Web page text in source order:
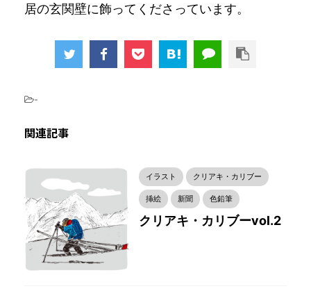
居の玄関壁に飾ってくださっています。
-
関連記事
イラスト クリアキ・カリブー
挿絵 新聞 色鉛筆
クリアキ・カリブーvol.2